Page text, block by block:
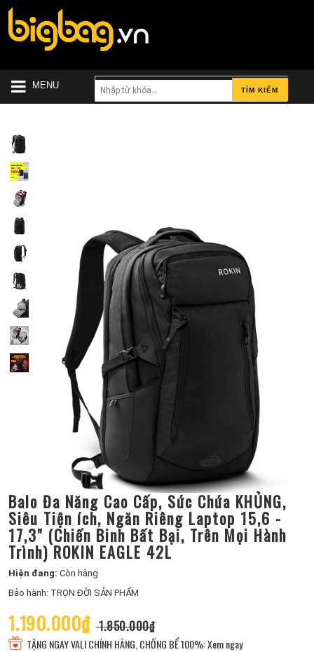
MENU TÌM KIẾM
Balo Đa Năng Cao Cấp, Sức Chứa KHỦNG,
Siêu Tiện ích, Ngăn Riêng Laptop 15,6 -
17,3" (Chiến Binh Bất Bại, Trên Mọi Hành
Trình) ROKIN EAGLE 42L
Hiện đang: Còn hàng
Bảo hành: TRỌN ĐỜI SẢN PHẨM
1.190.000₫ 1.850.000₫
TẶNG NGAY VALI CHÍNH HÃNG, CHỐNG BỂ 100%: Xem ngay